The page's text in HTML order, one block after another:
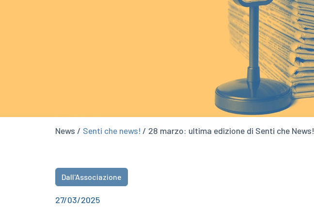
News / Senti che news! / 28 marzo: ultima edizione di Senti che News!
Dall'Associazione
27/03/2025